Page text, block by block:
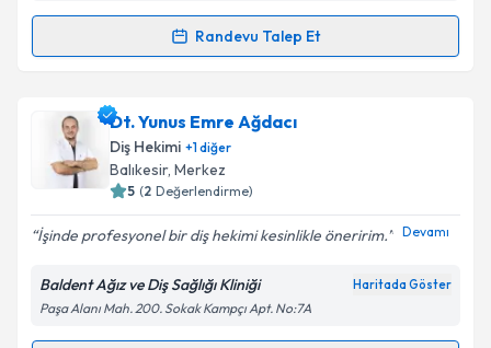
Takvim Talebini Gönder
Randevu Talep Et
Randevu Takvimi Talebi
Dr. Dt. Seyfi Kelebekiçin randevu takvimi talebi
oluşturun. Size bu uzmandan randevu almanız için bir
takvim hazırlandığında e-posta ile bilgilendireceğiz.
Kişisel verilerimin işlenmesine ilişkin
Metni'ni okudum ve kişisel verilerimin belirtilen
Dt. Yunus Emre Ağdacı
Diş Hekimi +1diğer
Balıkesir, Merkez
5 (2 Değerlendirme)
İşinde profesyonel bir diş hekimi kesinlikle öneririm. Devamı
Baldent Ağız ve Diş Sağlığı Kliniği Haritada Göster
Paşa Alanı Mah. 200. Sokak Kampçı Apt. No:7A